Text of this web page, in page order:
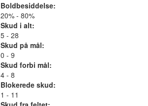
Boldbesiddelse:
20% - 80%
Skud i alt:
5 - 28
Skud på mål:
0 - 9
Skud forbi mål:
4 - 8
Blokerede skud:
1 - 11